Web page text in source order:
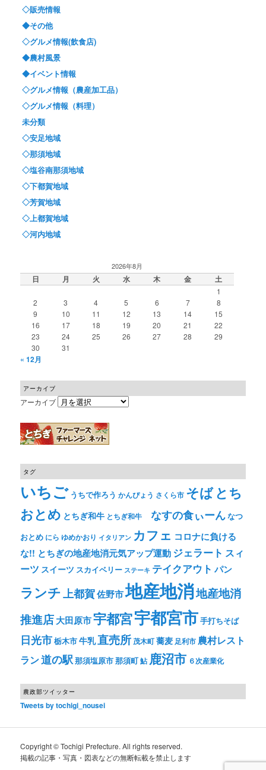
◇販売情報
◆その他
◇グルメ情報(飲食店)
◆農村風景
◆イベント情報
◇グルメ情報（農産加工品）
◇グルメ情報（料理）
未分類
◇安足地域
◇那須地域
◇塩谷南那須地域
◇下都賀地域
◇芳賀地域
◇上都賀地域
◇河内地域
2026年8月
日 月 火 水 木 金 土
1
2
3 4 5 6 7
8
9
10 11 12 13 14
15
16
17 18 19 20 21
22
23
24 25 26 27 28
29
30
31
« 12月
アーカイブ
アーカイブ
タグ
いちご うちで作ろう かんぴょう さくら市 そばとち
おとめ とちぎ和牛 とちぎ和牛 なすの食ぃーんなつ
おとめ にら ゆめかおり イタリアン カフェ コロナに負ける
な!! とちぎの地産地消元気アップ運動ジェラート スィ
ーツ スイーツ スカイベリー ステーキ テイクアウト パン
ランチ上都賀佐野市地産地消地産地消
推進店大田原市宇都宮宇都宮市手打ちそば
日光市栃木市牛乳直売所 茂木町蕎麦 足利市 農村レスト
ラン道の駅那須塩原市那須町鮎 鹿沼市 ６次産業化
農政部ツイッター
Tweets by tochigi_nousei
Copyright © Tochigi Prefecture. All rights reserved.
掲載の記事・写真・図表などの無断転載を禁止します